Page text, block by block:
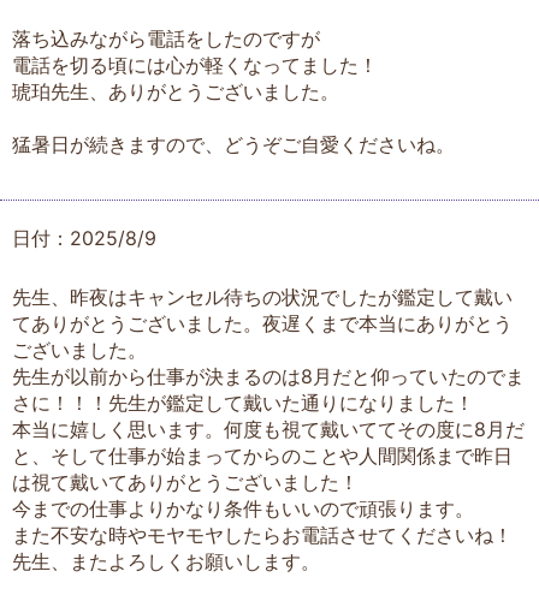
落ち込みながら電話をしたのですが
電話を切る頃には心が軽くなってました！
琥珀先生、ありがとうございました。
猛暑日が続きますので、どうぞご自愛くださいね。
日付：2025/8/9
先生、昨夜はキャンセル待ちの状況でしたが鑑定して戴い
てありがとうございました。夜遅くまで本当にありがとう
ございました。
先生が以前から仕事が決まるのは8月だと仰っていたのでま
さに！！！先生が鑑定して戴いた通りになりました！
本当に嬉しく思います。何度も視て戴いててその度に8月だ
と、そして仕事が始まってからのことや人間関係まで昨日
は視て戴いてありがとうございました！
今までの仕事よりかなり条件もいいので頑張ります。
また不安な時やモヤモヤしたらお電話させてくださいね！
先生、またよろしくお願いします。